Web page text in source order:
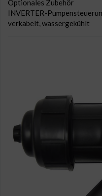
Optionales Zubehör
INVERTER-
verkabelt, wassergekühlt